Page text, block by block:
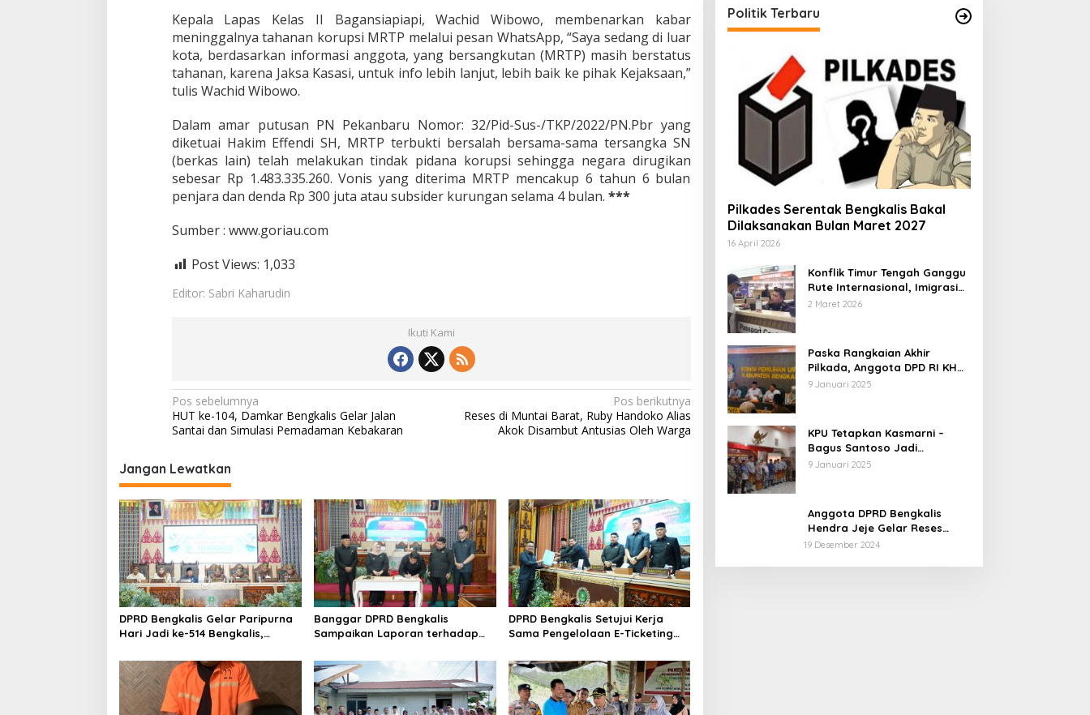
a
n
s
i
a
p
a
p
i
M
e
n
n
g
a
D
J
a
s
a
D
i
b
a
w
a
k
e
J
a
a
t
a
Kepala Lapas Kelas II Bagansiapiapi, Wachid Wibowo, membenarkan kabar
meninggalnya tahanan korupsi MRTP melalui pesan WhatsApp, “Saya sedang di luar
kota, berdasarkan informasi anggota, yang bersangkutan (MRTP) masih berstatus
tahanan, karena Jaksa Kasasi, untuk info lebih lanjut, lebih baik ke pihak Kejaksaan,”
tulis Wachid Wibowo.
Dalam amar putusan PN Pekanbaru Nomor: 32/Pid-Sus-/TKP/2022/PN.Pbr yang
diketuai Hakim Effendi SH, MRTP terbukti bersalah bersama-sama tersangka SN
(berkas lain) telah melakukan tindak pidana korupsi sehingga negara dirugikan
sebesar Rp 1.483.335.260. Vonis yang diterima MRTP mencakup 6 tahun 6 bulan
penjara dan denda Rp 300 juta atau subsider kurungan selama 4 bulan. ***
Sumber : www.goriau.com
Post Views: 1,033
Editor: Sabri Kaharudin
Ikuti Kami
N
a
i
g
a
s
i
p
o
s
Pos sebelumnya
HUT ke-104, Damkar Bengkalis Gelar Jalan
Santai dan Simulasi Pemadaman Kebakaran
Pos berikutnya
Reses di Muntai Barat, Ruby Handoko Alias
Akok Disambut Antusias Oleh Warga
Jangan Lewatkan
DPRD Bengkalis Gelar Paripurna
Hari Jadi ke-514 Bengkalis,
Negeri Junjungan.
Banggar DPRD Bengkalis
Sampaikan Laporan terhadap
Pelaksanaan APBD Tahun
Anggaran 2025
DPRD Bengkalis Setujui Kerja
Sama Pengelolaan E-Ticketing
Politik Terbaru
Pilkades Serentak Bengkalis Bakal
Dilaksanakan Bulan Maret 2027
16 April 2026
Konflik Timur Tengah Ganggu
Rute Internasional, Imigrasi
Siapkan Langkah Antisipatif
2 Maret 2026
Paska Rangkaian Akhir
Pilkada, Anggota DPD RI KH
Muhammad Mursyid
9 Januari 2025
KPU Tetapkan Kasmarni –
Bagus Santoso Jadi
Pemenang Pilkada 2024
9 Januari 2025
Anggota DPRD Bengkalis
Hendra Jeje Gelar Reses
Perdana
19 Desember 2024